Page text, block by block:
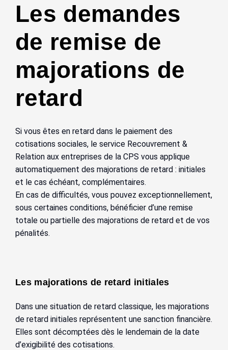
Les demandes
de remise de
majorations de
retard
Si vous êtes en retard dans le paiement des
cotisations sociales, le service Recouvrement &
Relation aux entreprises de la CPS vous applique
automatiquement des majorations de retard : initiales
et le cas échéant, complémentaires.
En cas de difficultés, vous pouvez exceptionnellement,
sous certaines conditions, bénéficier d’une remise
totale ou partielle des majorations de retard et de vos
pénalités.
Les majorations de retard initiales
Dans une situation de retard classique, les majorations
de retard initiales représentent une sanction financière.
Elles sont décomptées dès le lendemain de la date
d’exigibilité des cotisations.